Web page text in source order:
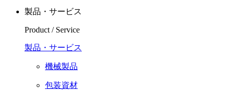
製品・サービス
Product / Service
製品・サービス
機械製品
包装資材